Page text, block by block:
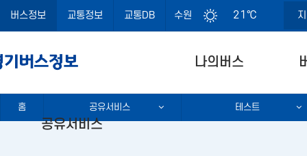
버스정보 교통정보 교통DB 수원 21℃
나의버스
공유서비스
홈 공유서비스 테스트